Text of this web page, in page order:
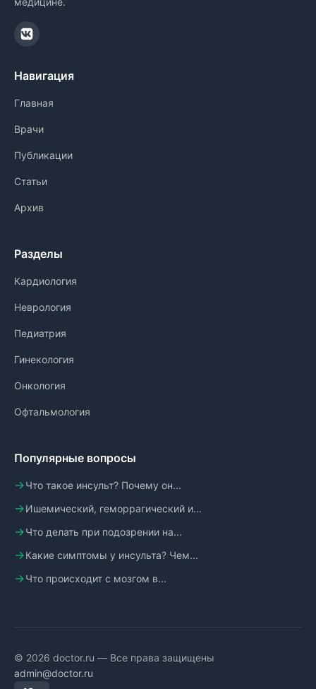
Навигация
Главная
Врачи
Публикации
Статьи
Архив
Разделы
Кардиология
Неврология
Педиатрия
Гинекология
Онкология
Офтальмология
Популярные вопросы
Что такое инсульт? Почему он...
Ишемический, геморрагический и...
Что делать при подозрении на...
Какие симптомы у инсульта? Чем...
Что происходит с мозгом в...
© 2026 doctor.ru — Все права защищены
admin@doctor.ru